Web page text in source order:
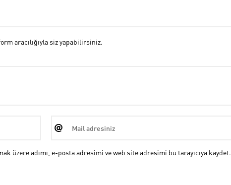
aracılığıyla siz yapabilirsiniz.
üzere adımı, e-posta adresimi ve web site adresimi bu tarayıcıya kaydet.